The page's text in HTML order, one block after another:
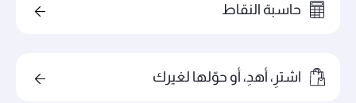
حاسبة النقاط
اشترِ، أهدِ، أو حوّلها لغيرك